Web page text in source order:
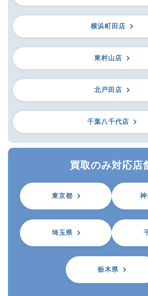
横浜町田店
東村山店
北戸田店
千葉八千代店
買取のみ対応店
東京都
埼玉県
栃木県